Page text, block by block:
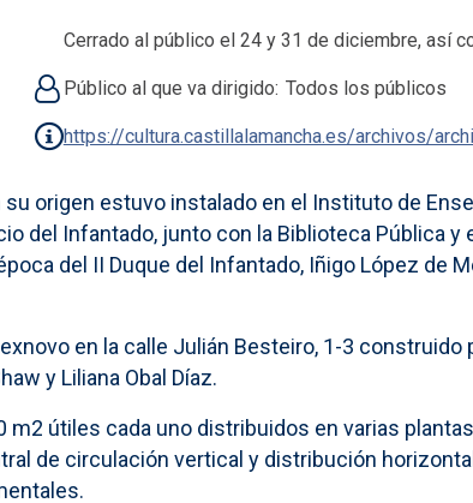
Cerrado al público el 24 y 31 de diciembre, así
Público al que va dirigido Todos los públicos
https://cultura.castillalamancha.es/archivos/
origen estuvo instalado en el Instituto de
del Infantado, junto con la Biblioteca Pública
del II Duque del Infantado, Iñigo López de
en la calle Julián Besteiro, 1-3
y Liliana Obal Díaz.
útiles cada uno distribuidos en varias
de circulación vertical y distribución